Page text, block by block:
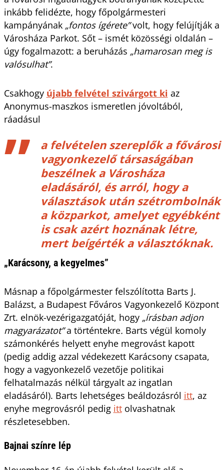
inkább felidézte, hogy főpolgármesteri
kampányának „fontos ígérete”volt, hogy felújítják a
Városháza Parkot. Sőt – ismét közösségi oldalán –
úgy fogalmazott: a beruházás „hamarosan meg is
valósulhat”.
Csakhogy újabb felvétel szivárgott ki az
Anonymus-maszkos ismeretlen jóvoltából,
ráadásul
a felvételen szereplők a fővárosi
vagyonkezelő társaságában
beszélnek a Városháza
eladásáról, és arról, hogy a
választások után szétrombolnák
a közparkot, amelyet egyébként
is csak azért hoznának létre,
mert beígérték a választóknak.
„Karácsony, a kegyelmes”
Másnap a főpolgármester felszólította Barts J.
Balázst, a Budapest Főváros Vagyonkezelő Központ
Zrt. elnök-vezérigazgatóját, hogy „írásban adjon
magyarázatot”a történtekre. Barts végül komoly
számonkérés helyett enyhe megrovást kapott
(pedig addig azzal védekezett Karácsony csapata,
hogy a vagyonkezelő vezetője politikai
felhatalmazás nélkül tárgyalt az ingatlan
eladásáról). Barts lehetséges beáldozásról itt, az
enyhe megrovásról pedig ittolvashatnak
részletesebben.
Bajnai színre lép